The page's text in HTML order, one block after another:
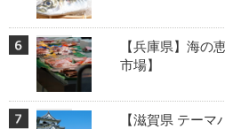
【兵庫県】海の
市場】
【滋賀県 テー